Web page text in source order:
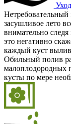
Уход
засушливое лето
внимательно следя
это негативно
каждый куст
Обильный полив
малоплодородных
кусты по мере